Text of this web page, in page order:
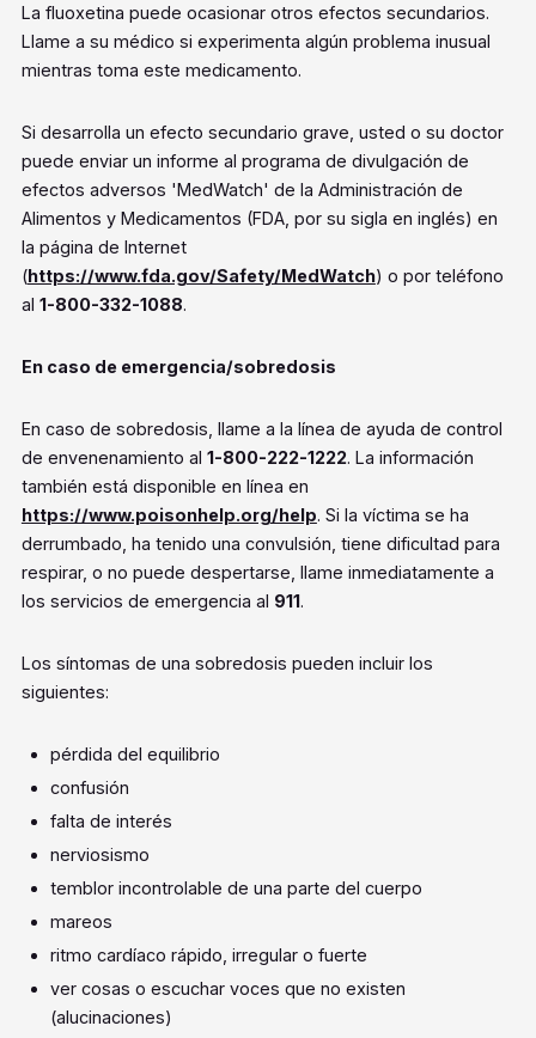
La fluoxetina puede ocasionar otros efectos secundarios.
Llame a su médico si experimenta algún problema inusual
mientras toma este medicamento.
Si desarrolla un efecto secundario grave, usted o su doctor
puede enviar un informe al programa de divulgación de
efectos adversos 'MedWatch' de la Administración de
Alimentos y Medicamentos (FDA, por su sigla en inglés) en
la página de Internet
(https://www.fda.gov/Safety/MedWatch) o por teléfono
al 1-800-332-1088.
En caso de emergencia/sobredosis
En caso de sobredosis, llame a la línea de ayuda de control
de envenenamiento al 1-800-222-1222. La información
también está disponible en línea en
https://www.poisonhelp.org/help. Si la víctima se ha
derrumbado, ha tenido una convulsión, tiene dificultad para
respirar, o no puede despertarse, llame inmediatamente a
los servicios de emergencia al 911.
Los síntomas de una sobredosis pueden incluir los
siguientes:
pérdida del equilibrio
confusión
falta de interés
nerviosismo
temblor incontrolable de una parte del cuerpo
mareos
ritmo cardíaco rápido, irregular o fuerte
ver cosas o escuchar voces que no existen
(alucinaciones)